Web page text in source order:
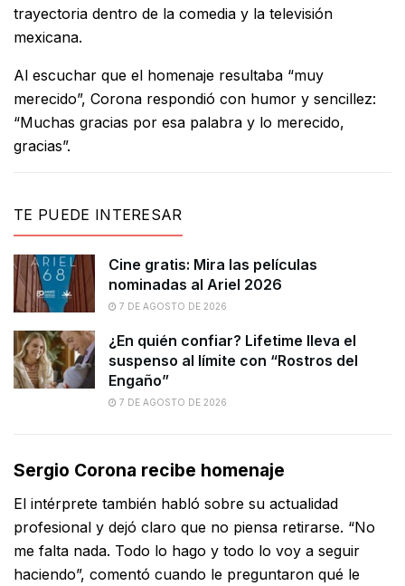
trayectoria dentro de la comedia y la televisión
mexicana.
Al escuchar que el homenaje resultaba “muy
merecido”, Corona respondió con humor y sencillez:
“Muchas gracias por esa palabra y lo merecido,
gracias”.
TE PUEDE INTERESAR
Cine gratis: Mira las películas
nominadas al Ariel 2026
7 DE AGOSTO DE 2026
¿En quién confiar? Lifetime lleva el
suspenso al límite con “Rostros del
Engaño”
7 DE AGOSTO DE 2026
Sergio Corona recibe homenaje
El intérprete también habló sobre su actualidad
profesional y dejó claro que no piensa retirarse. “No
me falta nada. Todo lo hago y todo lo voy a seguir
haciendo”, comentó cuando le preguntaron qué le